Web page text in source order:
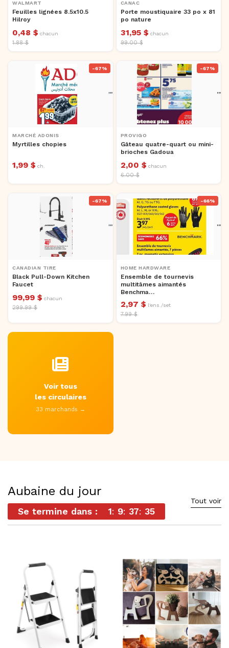
WALMART
Feuilles lignées 8.5x10.5
Hilroy
0,48 $ chacun
1.88 $
CANAC
Porte moustiquaire 33 po x 81
po nature
31,95 $ chacun
99.00 $
-67%
'">
MARCHÉ ADONIS
Myrtilles chopies
1,99 $ ch.
-67%
'">
PROVIGO
Gâteau quatre-quart ou mini-
brioches Gadoua
2,00 $ chacun
6.00 $
-67%
'">
CANADIAN TIRE
Black Pull-Down Kitchen
Faucet
99,99 $ chacun
299.99 $
-66%
'">
HOME HARDWARE
Ensemble de tournevis
multitâmes aimantés
Benchma…
2,97 $ l'ens./set
7.99 $
Voir tous
les circulaires
33 marchands →
Aubaine du jour
Se termine dans : 1 9 37 33
Tout voir